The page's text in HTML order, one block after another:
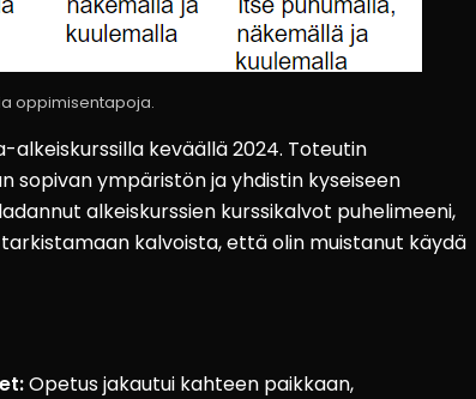
oppimisentapoja.
keväällä 2024. Toteutin
sopivan ympäristön ja yhdistin kyseiseen
alkeiskurssien kurssikalvot puhelimeeni,
kalvoista, että olin muistanut käydä
Opetus jakautui kahteen paikkaan,